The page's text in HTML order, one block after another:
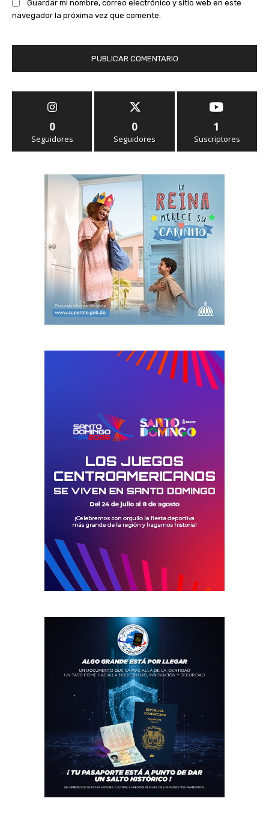
Guardar mi nombre, correo electrónico y sitio web en este
navegador la próxima vez que comente.
0
Seguidores
0
Seguidores
1
Suscriptores